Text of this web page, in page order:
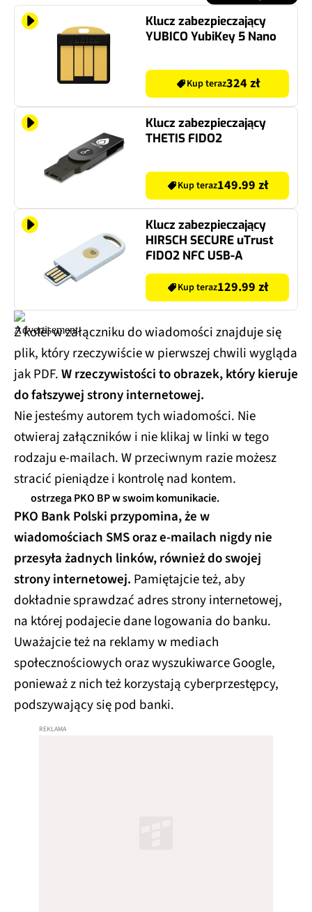
Klucz zabezpieczający
YUBICO YubiKey 5 Nano
Kup teraz324 zł
Klucz zabezpieczający
THETIS FIDO2
Kup teraz149.99 zł
Klucz zabezpieczający
HIRSCH SECURE uTrust
FIDO2 NFC USB-A
Kup teraz129.99 zł
Z kolei w załączniku do wiadomości znajduje się
plik, który rzeczywiście w pierwszej chwili wygląda
jak PDF.W rzeczywistości to obrazek, który kieruje
do fałszywej strony internetowej.
Nie jesteśmy autorem tych wiadomości. Nie
otwieraj załączników i nie klikaj w linki w tego
rodzaju e-mailach. W przeciwnym razie możesz
stracić pieniądze i kontrolę nad kontem.
ostrzega PKO BP w swoim komunikacie.
PKO Bank Polski przypomina, że w
wiadomościach SMS oraz e-mailach nigdy nie
przesyła żadnych linków, również do swojej
strony internetowej. Pamiętajcie też, aby
dokładnie sprawdzać adres strony internetowej,
na której podajecie dane logowania do banku.
Uważajcie też na reklamy w mediach
społecznościowych oraz wyszukiwarce Google,
ponieważ z nich też korzystają cyberprzestępcy,
podszywający się pod banki.